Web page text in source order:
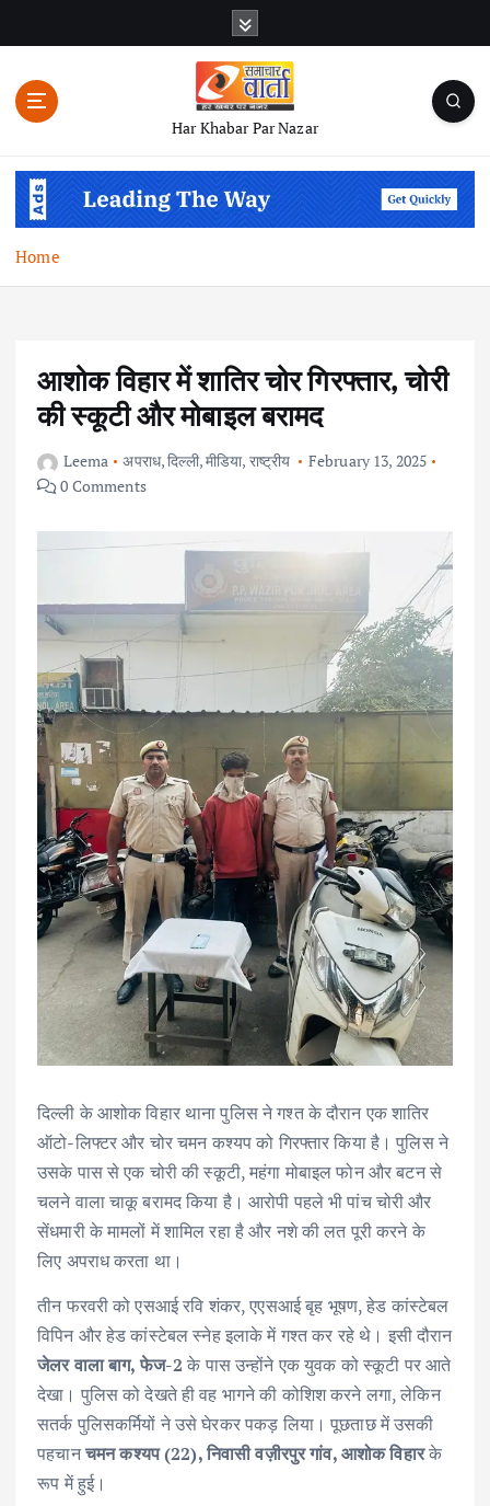
n
Har Khabar Par Nazar
Home
आशोक विहार में शातिर चोर गिरफ्तार, चोरी
की स्कूटी और मोबाइल बरामद
Leema अपराध,दिल्ली,मीडिया, राष्ट्रीय
February 13, 2025
0 Comments
दिल्ली के आशोक विहार थाना पुलिस ने गश्त के दौरान एक शातिर
ऑटो-लिफ्टर और चोर चमन कश्यप को गिरफ्तार किया है। पुलिस ने
उसके पास से एक चोरी की स्कूटी, महंगा मोबाइल फोन और बटन से
चलने वाला चाकू बरामद किया है। आरोपी पहले भी पांच चोरी और
सेंधमारी के मामलों में शामिल रहा है और नशे की लत पूरी करने के
लिए अपराध करता था।
तीन फरवरी को एसआई रवि शंकर, एएसआई बृह भूषण, हेड कांस्टेबल
विपिन और हेड कांस्टेबल स्नेह इलाके में गश्त कर रहे थे। इसी दौरान
जेलर वाला बाग, फेज-2 के पास उन्होंने एक युवक को स्कूटी पर आते
देखा। पुलिस को देखते ही वह भागने की कोशिश करने लगा, लेकिन
सतर्क पुलिसकर्मियों ने उसे घेरकर पकड़ लिया। पूछताछ में उसकी
पहचानचमन कश्यप (22), निवासी वज़ीरपुर गांव, आशोक विहारके
रूप में हुई।